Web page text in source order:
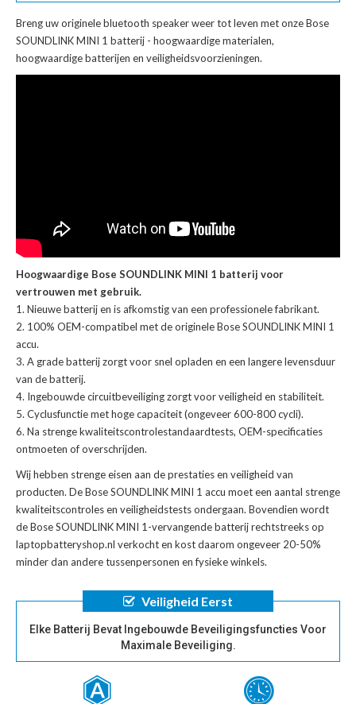
Breng uw originele bluetooth speaker weer tot leven met onzeBose
SOUNDLINK MINI 1 batterij - hoogwaardige materialen,
hoogwaardige batterijen en veiligheidsvoorzieningen.
Hoogwaardige Bose SOUNDLINK MINI 1 batterij voor
vertrouwen met gebruik.
Nieuwe batterij en is afkomstig van een professionele fabrikant.
100% OEM-compatibel met deoriginele Bose SOUNDLINK MINI 1
accu.
A grade batterij zorgt voor snel opladen en een langere levensduur
van de batterij.
Ingebouwde circuitbeveiliging zorgt voor veiligheid en stabiliteit.
Cyclusfunctie met hoge capaciteit (ongeveer 600-800 cycli).
Na strenge kwaliteitscontrolestandaardtests, OEM-specificaties
ontmoeten of overschrijden.
Wij hebben strenge eisen aan de prestaties en veiligheid van
producten. DeBose SOUNDLINK MINI 1 accu moet een aantal strenge
kwaliteitscontroles en veiligheidstests ondergaan. Bovendien wordt
deBose SOUNDLINK MINI 1-vervangende batterijrechtstreeks op
laptopbatteryshop.nl verkocht en kost daarom ongeveer 20-50%
minder dan andere tussenpersonen en fysieke winkels.
Veiligheid Eerst
Elke Batterij Bevat Ingebouwde Beveiligingsfuncties Voor
Maximale Beveiliging.